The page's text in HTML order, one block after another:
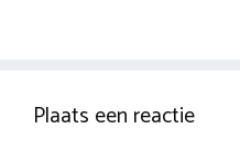
Plaats een reactie